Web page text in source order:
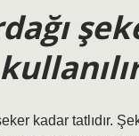
kadar tatlıdır.